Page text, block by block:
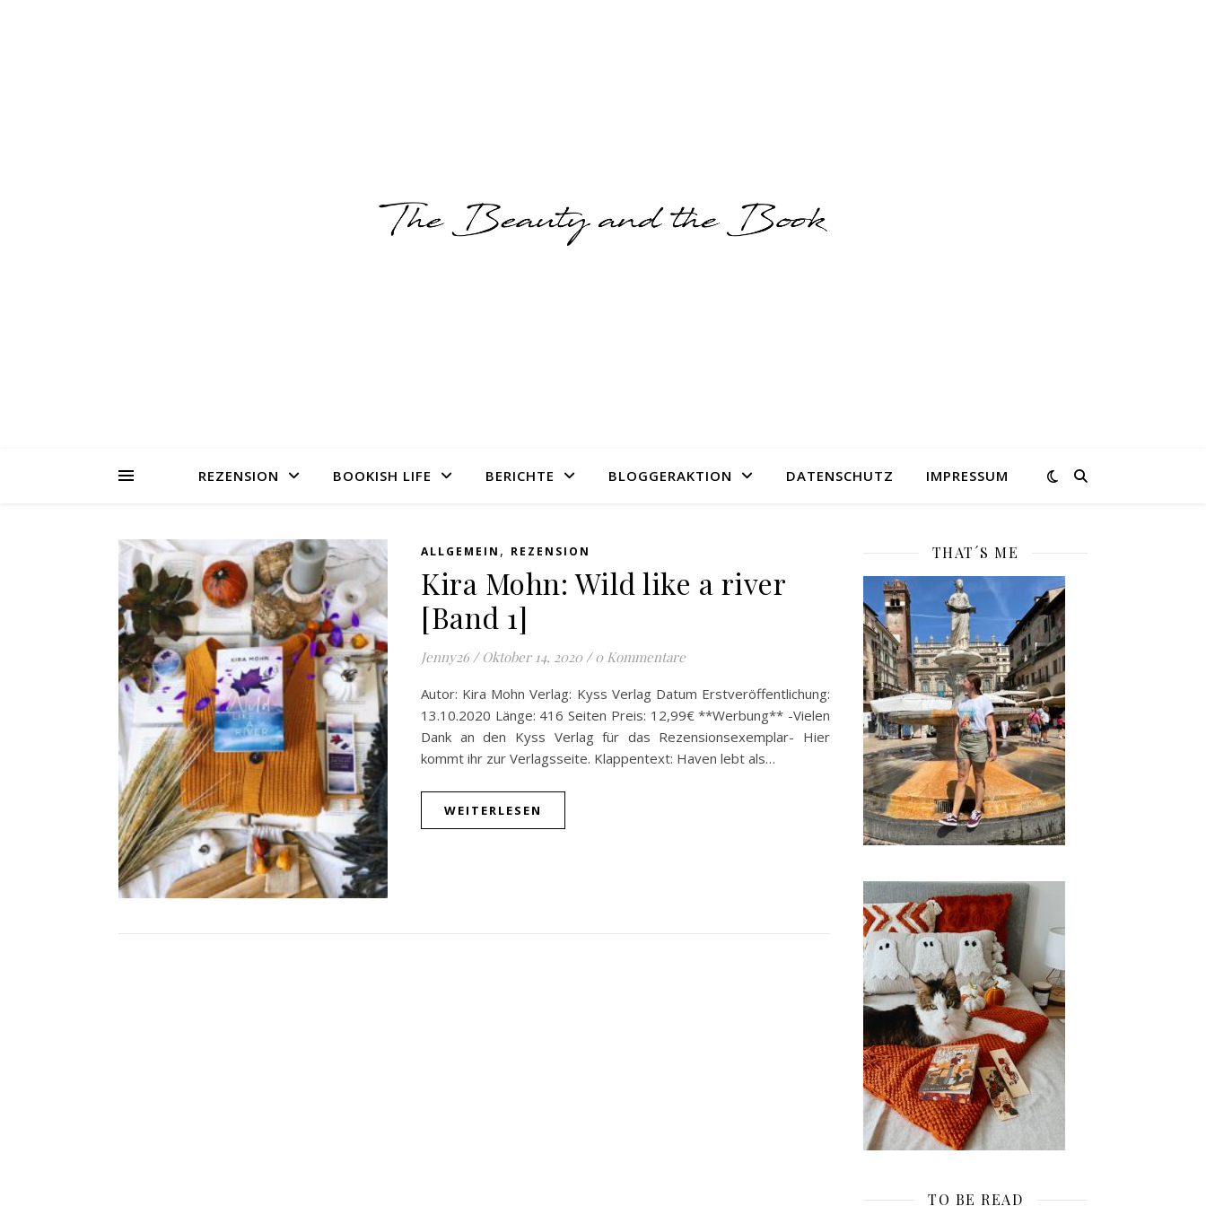
REZENSION BOOKISH LIFE BERICHTE BLOGGERAKTION DATENSCHUTZ IMPRESSUM
ALLGEMEIN , REZENSION
Kira Mohn: Wild like a river
[Band 1]
Jenny26 / Oktober 14, 2020 / 0 Kommentare
Autor: Kira Mohn Verlag: Kyss Verlag Datum Erstveröffentlichung:
13.10.2020 Länge: 416 Seiten Preis: 12,99€ **Werbung** -Vielen
Dank an den Kyss Verlag für das Rezensionsexemplar- Hier
kommt ihr zur Verlagsseite. Klappentext: Haven lebt als…
WEITERLESEN
THAT´S ME
TO BE READ